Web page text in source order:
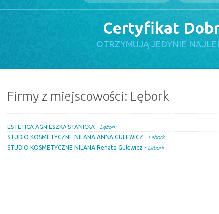
Certyfikat
OTRZYMUJĄ JEDYNIE
Firmy z miejscowości: Lębork
ESTETICA AGNIESZKA STANICKA - Lębork
STUDIO KOSMETYCZNE NILANA ANNA GULEWICZ - Lębork
STUDIO KOSMETYCZNE NILANA Renata Gulewicz - Lębork